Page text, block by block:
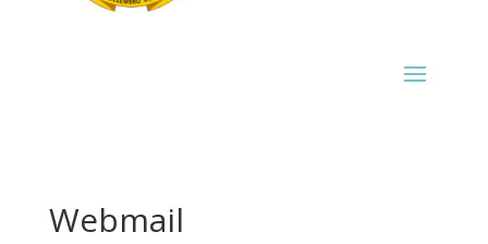
Webmail